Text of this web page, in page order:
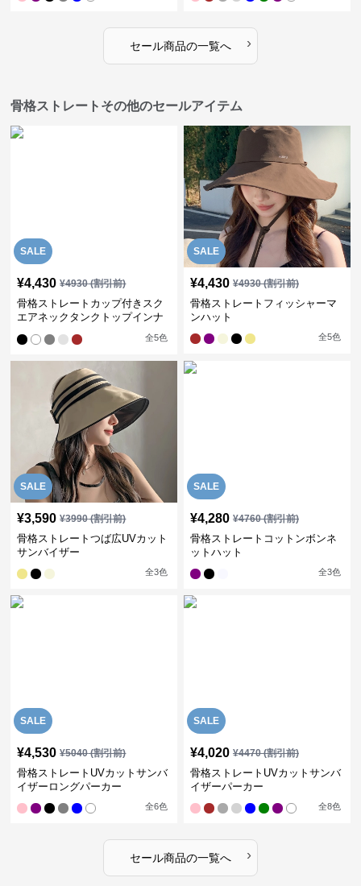
セール商品の一覧へ ›
骨格ストレートその他のセールアイテム
SALE
¥4,430 ¥4930(割引前)
骨格ストレートカップ付きスク
エアネックタンクトップインナ
全5色
SALE
¥4,430 ¥4930(割引前)
骨格ストレートフィッシャーマ
ンハット
全5色
SALE
¥3,590 ¥3990(割引前)
骨格ストレートつば広UVカット
サンバイザー
全3色
SALE
¥4,280 ¥4760(割引前)
骨格ストレートコットンボンネ
ットハット
全3色
SALE
¥4,530 ¥5040(割引前)
骨格ストレートUVカットサンバ
イザーロングパーカー
全6色
SALE
¥4,020 ¥4470(割引前)
骨格ストレートUVカットサンバ
イザーパーカー
全8色
セール商品の一覧へ ›